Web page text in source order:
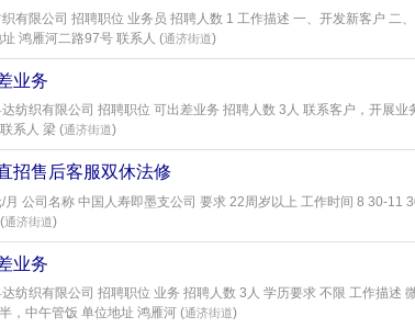
有限公司 招聘职位 业务员 招聘人数 1 工作描述 一、开发新客户 二
鸿雁河二路97号 联系人 (通济街道)
业务
纺织有限公司 招聘职位 可出差业务 招聘人数 3人 联系客户，开展
系人 梁 (通济街道)
招售后客服双休法修
公司名称 中国人寿即墨支公司 要求 22周岁以上 工作时间 8 30-11
通济街道)
业务
纺织有限公司 招聘职位 业务 招聘人数 3人 学历要求 不限 工作描述
，中午管饭 单位地址 鸿雁河 (通济街道)